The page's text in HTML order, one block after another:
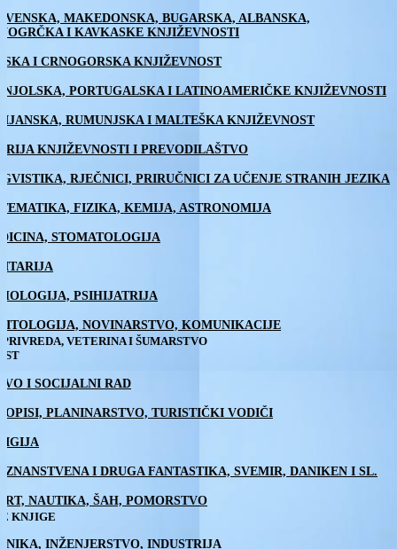
MAKEDONSKA, BUGARSKA, ALBANSKA,
I KAVKASKE KNJIŽEVNOSTI
I CRNOGORSKA KNJIŽEVNOST
PORTUGALSKA I LATINOAMERIČKE KNJIŽEVNOSTI
RUMUNJSKA I MALTEŠKA KNJIŽEVNOST
KNJIŽEVNOSTI I PREVODILAŠTVO
RJEČNICI, PRIRUČNICI ZA UČENJE STRANIH JEZIKA
FIZIKA, KEMIJA, ASTRONOMIJA
STOMATOLOGIJA
PSIHIJATRIJA
NOVINARSTVO, KOMUNIKACIJE
VETERINA I ŠUMARSTVO
I SOCIJALNI RAD
PLANINARSTVO, TURISTIČKI VODIČI
ZNANSTVENA I DRUGA FANTASTIKA, SVEMIR, DANIKEN I SL.
NAUTIKA, ŠAH, POMORSTVO
KNJIGE
INŽENJERSTVO, INDUSTRIJA